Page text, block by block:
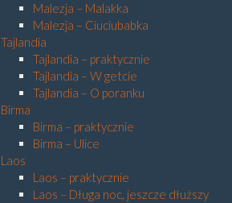
Malezja – Malakka
Malezja – Ciuciubabka
Tajlandia
Tajlandia – praktycznie
Tajlandia – W getcie
Tajlandia – O poranku
Birma
Birma – praktycznie
Birma – Ulice
Laos
Laos – praktycznie
Laos – Długa noc, jeszcze dłuższy